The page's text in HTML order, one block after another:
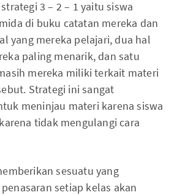
3 – 2 – 1 yaitu siswa
di buku catatan mereka dan
yang mereka pelajari, dua hal
paling menarik, dan satu
mereka miliki terkait materi
Strategi ini sangat
meninjau materi karena siswa
tidak mengulangi cara
sesuatu yang
setiap kelas akan